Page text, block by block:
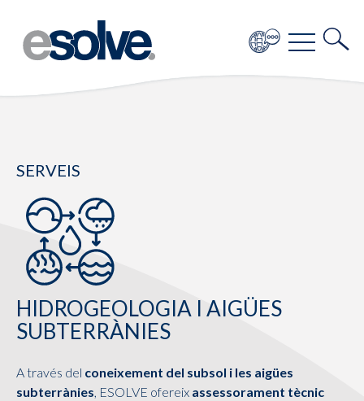
SERVEIS
HIDROGEOLOGIA I AIGÜES
SUBTERRÀNIES
A través del coneixement del subsol i les aigües
subterrànies, ESOLVE ofereix assessorament tècnic